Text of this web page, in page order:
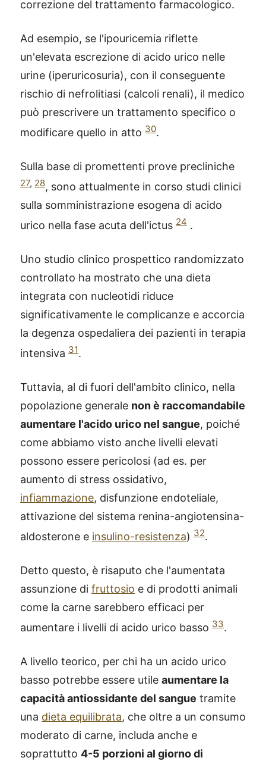
correzione del trattamento farmacologico.
Ad esempio, se l'ipouricemia riflette
un'elevata escrezione di acido urico nelle
urine (iperuricosuria), con il conseguente
rischio di nefrolitiasi (calcoli renali), il medico
può prescrivere un trattamento specifico o
modificare quello in atto 30.
Sulla base di promettenti prove precliniche
27, 28, sono attualmente in corso studi clinici
sulla somministrazione esogena di acido
urico nella fase acuta dell'ictus 24 .
Uno studio clinico prospettico randomizzato
controllato ha mostrato che una dieta
integrata con nucleotidi riduce
significativamente le complicanze e accorcia
la degenza ospedaliera dei pazienti in terapia
intensiva 31.
Tuttavia, al di fuori dell'ambito clinico, nella
popolazione generale non è raccomandabile
aumentare l'acido urico nel sangue, poiché
come abbiamo visto anche livelli elevati
possono essere pericolosi (ad es. per
aumento di stress ossidativo,
infiammazione, disfunzione endoteliale,
attivazione del sistema renina-angiotensina-
aldosterone e insulino-resistenza) 32.
Detto questo, è risaputo che l'aumentata
assunzione di fruttosio e di prodotti animali
come la carne sarebbero efficaci per
aumentare i livelli di acido urico basso 33.
A livello teorico, per chi ha un acido urico
basso potrebbe essere utile aumentare la
capacità antiossidante del sangue tramite
una dieta equilibrata, che oltre a un consumo
moderato di carne, includa anche e
soprattutto 4-5 porzioni al giorno di